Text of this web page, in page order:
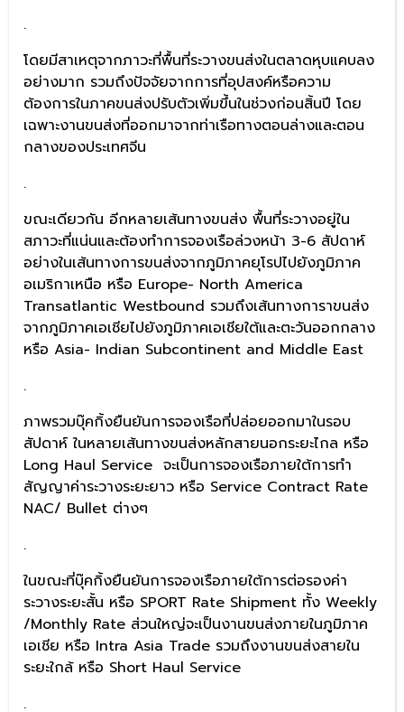
.
โดยมีสาเหตุจากภาวะที่พื้นที่ระวางขนส่งในตลาดหุบแคบลง
อย่างมาก รวมถึงปัจจัยจากการที่อุปสงค์หรือความ
ต้องการในภาคขนส่งปรับตัวเพิ่มขึ้นในช่วงก่อนสิ้นปี โดย
เฉพาะงานขนส่งที่ออกมาจากท่าเรือทางตอนล่างและตอน
กลางของประเทศจีน
.
ขณะเดียวกัน อีกหลายเส้นทางขนส่ง พื้นที่ระวางอยู่ใน
สภาวะที่แน่นและต้องทำการจองเรือล่วงหน้า 3-6 สัปดาห์
อย่างในเส้นทางการขนส่งจากภูมิภาคยุโรปไปยังภูมิภาค
อเมริกาเหนือ หรือ Europe- North America
Transatlantic Westbound รวมถึงเส้นทางการาขนส่ง
จากภูมิภาคเอเชียไปยังภูมิภาคเอเชียใต้และตะวันออกกลาง
หรือ Asia- Indian Subcontinent and Middle East
.
ภาพรวมบุ๊คกิ้งยืนยันการจองเรือที่ปล่อยออกมาในรอบ
สัปดาห์ ในหลายเส้นทางขนส่งหลักสายนอกระยะไกล หรือ
Long Haul Service จะเป็นการจองเรือภายใต้การทำ
สัญญาค่าระวางระยะยาว หรือ Service Contract Rate
NAC/ Bullet ต่างๆ
.
ในขณะที่บุ๊คกิ้งยืนยันการจองเรือภายใต้การต่อรองค่า
ระวางระยะสั้น หรือ SPORT Rate Shipment ทั้ง Weekly
/Monthly Rate ส่วนใหญ่จะเป็นงานขนส่งภายในภูมิภาค
เอเชีย หรือ Intra Asia Trade รวมถึงงานขนส่งสายใน
ระยะใกล้ หรือ Short Haul Service
.